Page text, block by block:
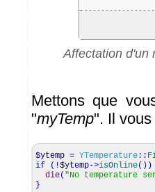
Affectation d'un
Mettons que
"myTemp". Il
$ytemp = YTemperature ::
if
( !$ytemp->isOnline( ) )
die( "No temperature
}